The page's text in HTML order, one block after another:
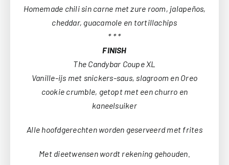
Homemade chili sin carne met zure room, jalapeños,
cheddar, guacamole en tortillachips
* * *
FINISH
The Candybar Coupe XL
Vanille-ijs met snickers-saus, slagroom en Oreo
cookie crumble, getopt met een churro en
kaneelsuiker
Alle hoofdgerechten worden geserveerd met frites
Met dieetwensen wordt rekening gehouden.